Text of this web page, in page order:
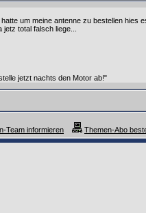
um meine antenne zu bestellen hies
total falsch liege...
jetzt nachts den Motor ab!"
Team informieren Themen-Abo